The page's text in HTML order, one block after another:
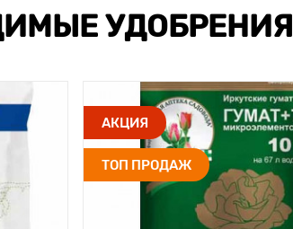
УДОБРЕНИЯ
АКЦИЯ
ТОП ПРОДАЖ